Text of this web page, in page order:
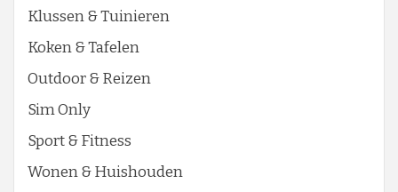
Klussen & Tuinieren
Koken & Tafelen
Outdoor & Reizen
Sim Only
Sport & Fitness
Wonen & Huishouden